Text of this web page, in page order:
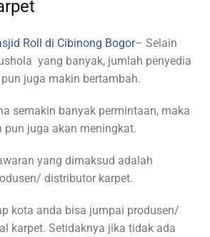
Roll di Cibinong Bogor– Selain
yang banyak, jumlah penyedia
juga makin bertambah.
semakin banyak permintaan, maka
pun juga akan meningkat.
yang dimaksud adalah
distributor karpet.
kota anda bisa jumpai produsen/
karpet. Setidaknya jika tidak ada